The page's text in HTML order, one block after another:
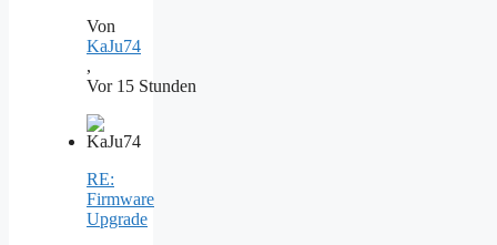
Von
KaJu74
,
Vor 15 Stunden
RE:
Firmware
Upgrade